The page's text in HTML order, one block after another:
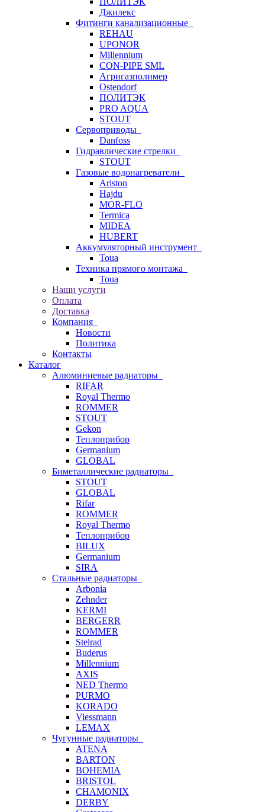
Джилекс
Фитинги канализационные
REHAU
UPONOR
Millennium
CON-PIPE SML
Агригазполимер
Ostendorf
ПОЛИТЭК
PRO AQUA
STOUT
Сервоприводы
Danfoss
Гидравлические стрелки
STOUT
Газовые водонагреватели
Ariston
Hajdu
MOR-FLO
Termica
MIDEA
HUBERT
Аккумуляторный инструмент
Toua
Техника прямого монтажа
Toua
Наши услуги
Оплата
Доставка
Компания
Новости
Политика
Контакты
Каталог
Алюминиевые радиаторы
RIFAR
Royal Thermo
ROMMER
STOUT
Gekon
Теплоприбор
Germanium
GLOBAL
Биметаллические радиаторы
STOUT
GLOBAL
Rifar
ROMMER
Royal Thermo
Теплоприбор
BILUX
Germanium
SIRA
Стальные радиаторы
Arbonia
Zehnder
KERMI
BERGERR
ROMMER
Stelrad
Buderus
Millennium
AXIS
NED Thermo
PURMO
KORADO
Viessmann
LEMAX
Чугунные радиаторы
ATENA
BARTON
BOHEMIA
BRISTOL
CHAMONIX
DERBY